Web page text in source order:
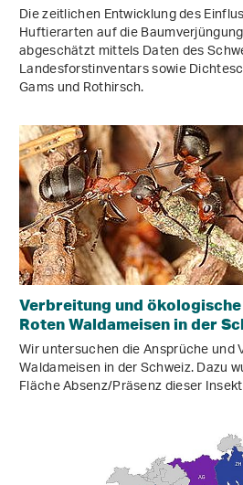
Die zeitlichen Entwicklung des
Huftierarten auf die
abgeschätzt mittels Daten des
Landesforstinventars sowie
Gams und Rothirsch.
Verbreitung und
Roten Waldameisen in der
Wir untersuchen die Ansprüche und
Waldameisen in der Schweiz. Dazu
Fläche Absenz/Präsenz dieser